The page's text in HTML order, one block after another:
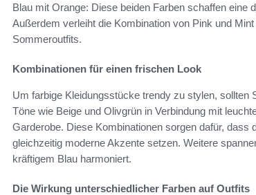
Blau mit Orange: Diese beiden Farben schaffen
Außerdem verleiht die Kombination von Pink und
Sommeroutfits.
Kombinationen für einen frischen Look
Um farbige Kleidungsstücke trendy zu stylen, sollten
Töne wie Beige und Olivgrün in Verbindung mit
Garderobe. Diese Kombinationen sorgen dafür,
gleichzeitig moderne Akzente setzen. Weitere
kräftigem Blau harmoniert.
Die Wirkung unterschiedlicher Farben auf Outfits